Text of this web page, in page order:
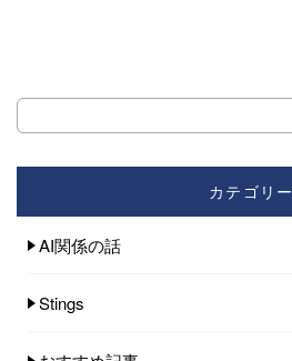
カテゴリー
AI関係の話
Stings